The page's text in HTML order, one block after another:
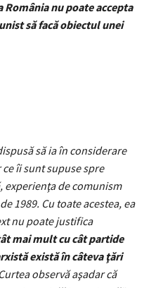
nu poate accepta
să facă obiectul unei
să ia în considerare
îi sunt supuse spre
experienţa de comunism
1989. Cu toate acestea, ea
nu poate justifica
mai mult cu cât partide
există în câteva ţări
observă aşadar că